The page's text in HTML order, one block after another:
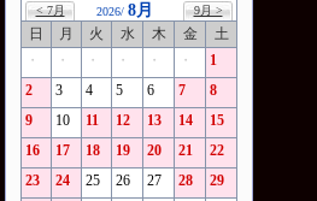
< 7月 2026/ 8月 9月 >
日 月 火 水 木 金
土
・
・ ・ ・ ・ ・
1
2
3 4 5 6 7
8
9
10 11 12 13 14
15
16
17 18 19 20 21
22
23
24 25 26 27 28
29